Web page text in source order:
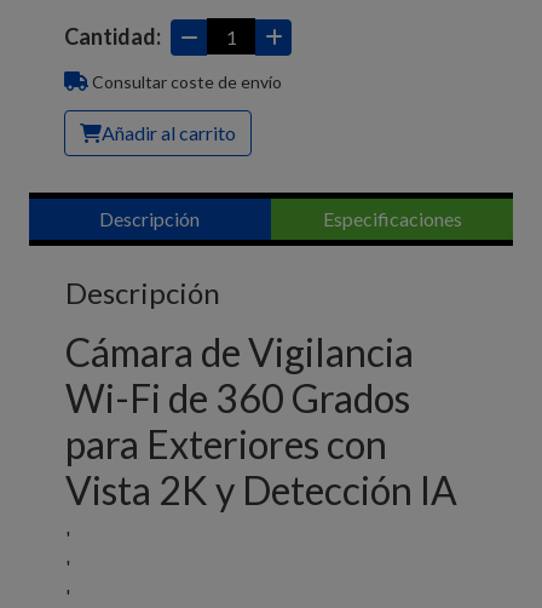
Cantidad:
Consultar coste de envío
Añadir al carrito
Descripción Especificaciones
Descripción
Cámara de Vigilancia
Wi-Fi de 360 Grados
para Exteriores con
Vista 2K y Detección IA
'
'
'